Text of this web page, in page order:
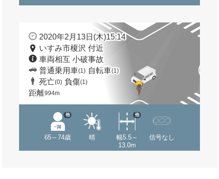
2020年2月13日(木)15:14
いすみ市榎沢 付近
車両相互 小破事故
普通乗用車(1) 自転車(1)
死亡(0) 負傷(1)
距離994m
65～74歳
他
晴
幅5.5～
13.0m
他
信号なし